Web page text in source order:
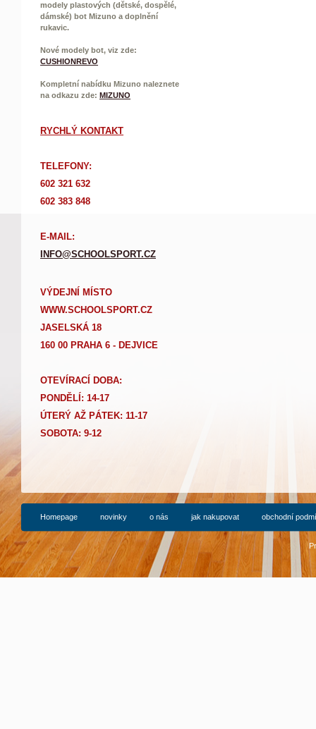
modely plastových (dětské, dospělé,
dámské) bot Mizuno a doplnění
rukavic.
Nové modely bot, viz zde:
CUSHIONREVO
Kompletní nabídku Mizuno naleznete
na odkazu zde: MIZUNO
RYCHLÝ KONTAKT
TELEFONY:
602 321 632
602 383 848
E-MAIL:
INFO@SCHOOLSPORT.CZ
VÝDEJNÍ MÍSTO
WWW.SCHOOLSPORT.CZ
JASELSKÁ 18
160 00 PRAHA 6 - DEJVICE
OTEVÍRACÍ DOBA:
PONDĚLÍ: 14-17
ÚTERÝ AŽ PÁTEK: 11-17
SOBOTA: 9-12
Homepage novinky o nás jak nakupovat obchodní